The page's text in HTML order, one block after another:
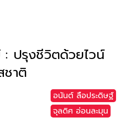
ปรุงชีวิตด้วยไวน์
าติ
อนันต์ ลือประดิษฐ์
จุลดิศ อ่อนละมุน